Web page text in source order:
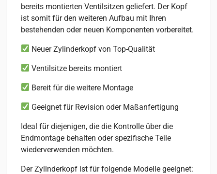
bereits montierten Ventilsitzen geliefert. Der Kopf
ist somit für den weiteren Aufbau mit Ihren
bestehenden oder neuen Komponenten vorbereitet.
Neuer Zylinderkopf von Top-Qualität
Ventilsitze bereits montiert
Bereit für die weitere Montage
Geeignet für Revision oder Maßanfertigung
Ideal für diejenigen, die die Kontrolle über die
Endmontage behalten oder spezifische Teile
wiederverwenden möchten.
Der Zylinderkopf ist für folgende Modelle geeignet: